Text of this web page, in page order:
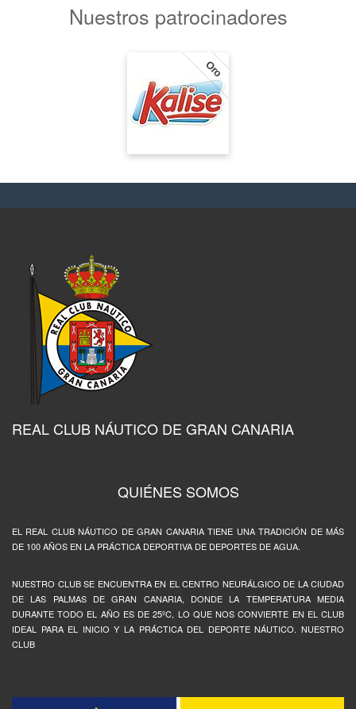
Nuestros patrocinadores
Oro
REAL CLUB NÁUTICO DE GRAN CANARIA
QUIÉNES SOMOS
EL REAL CLUB NÁUTICO DE GRAN CANARIA TIENE UNA TRADICIÓN DE MÁS
DE 100 AÑOS EN LA PRÁCTICA DEPORTIVA DE DEPORTES DE AGUA.
NUESTRO CLUB SE ENCUENTRA EN EL CENTRO NEURÁLGICO DE LA CIUDAD
DE LAS PALMAS DE GRAN CANARIA, DONDE LA TEMPERATURA MEDIA
DURANTE TODO EL AÑO ES DE 25ºC, LO QUE NOS CONVIERTE EN EL CLUB
IDEAL PARA EL INICIO Y LA PRÁCTICA DEL DEPORTE NÁUTICO. NUESTRO
CLUB